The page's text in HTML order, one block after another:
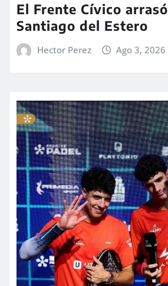
El Frente Cívico
Santiago del Estero
Hector Perez Ago 3, 2026